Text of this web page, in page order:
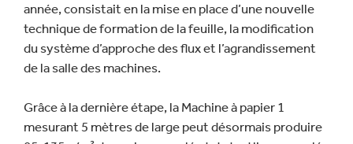
année, consistait en la mise en place d’une nouvelle
technique de formation de la feuille, la modification
du système d’approche des flux et l’agrandissement
de la salle des machines.
Grâce à la dernière étape, la Machine à papier 1
mesurant 5 mètres de large peut désormais produire